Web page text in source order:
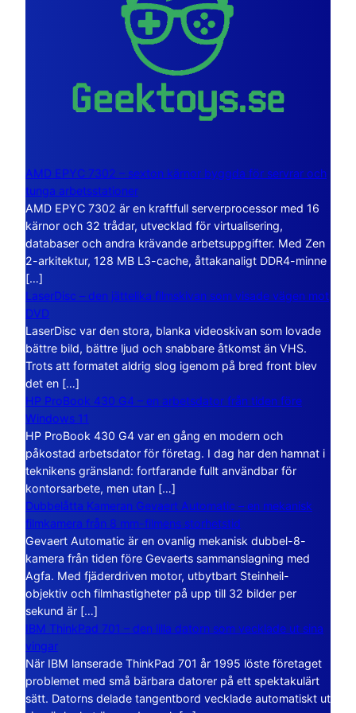
AMD EPYC 7302 – sexton kärnor byggda för servrar och
tunga arbetsstationer
AMD EPYC 7302 är en kraftfull serverprocessor med 16
kärnor och 32 trådar, utvecklad för virtualisering,
databaser och andra krävande arbetsuppgifter. Med Zen
2-arkitektur, 128 MB L3-cache, åttakanaligt DDR4-minne
[…]
LaserDisc – den jättelika filmskivan som visade vägen mot
DVD
LaserDisc var den stora, blanka videoskivan som lovade
bättre bild, bättre ljud och snabbare åtkomst än VHS.
Trots att formatet aldrig slog igenom på bred front blev
det en […]
HP ProBook 430 G4 – en arbetsdator från tiden före
Windows 11
HP ProBook 430 G4 var en gång en modern och
påkostad arbetsdator för företag. I dag har den hamnat i
teknikens gränsland: fortfarande fullt användbar för
kontorsarbete, men utan […]
Dubbelåtta Kameran Gevaert Automatic – en mekanisk
filmkamera från 8 mm-filmens storhetstid
Gevaert Automatic är en ovanlig mekanisk dubbel-8-
kamera från tiden före Gevaerts sammanslagning med
Agfa. Med fjäderdriven motor, utbytbart Steinheil-
objektiv och filmhastigheter på upp till 32 bilder per
sekund är […]
IBM ThinkPad 701 – den lilla datorn som vecklade ut sina
vingar
När IBM lanserade ThinkPad 701 år 1995 löste företaget
problemet med små bärbara datorer på ett spektakulärt
sätt. Datorns delade tangentbord vecklade automatiskt ut